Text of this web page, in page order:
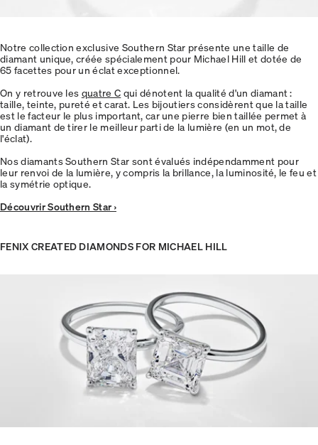
Notre collection exclusive Southern Star présente une taille de
diamant unique, créée spécialement pour Michael Hill et dotée de
65 facettes pour un éclat exceptionnel.
On y retrouve les quatre C qui dénotent la qualité d'un diamant :
taille, teinte, pureté et carat. Les bijoutiers considèrent que la taille
est le facteur le plus important, car une pierre bien taillée permet à
un diamant de tirer le meilleur parti de la lumière (en un mot, de
l'éclat).
Nos diamants Southern Star sont évalués indépendamment pour
leur renvoi de la lumière, y compris la brillance, la luminosité, le feu et
la symétrie optique.
Découvrir Southern Star ›
FENIX CREATED DIAMONDS FOR MICHAEL HILL